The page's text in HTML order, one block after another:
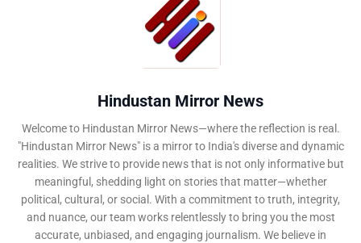
Hindustan Mirror News
Welcome to Hindustan Mirror News—where the reflection is real.
"Hindustan Mirror News" is a mirror to India's diverse and dynamic
realities. We strive to provide news that is not only informative but
meaningful, shedding light on stories that matter—whether
political, cultural, or social. With a commitment to truth, integrity,
and nuance, our team works relentlessly to bring you the most
accurate, unbiased, and engaging journalism. We believe in